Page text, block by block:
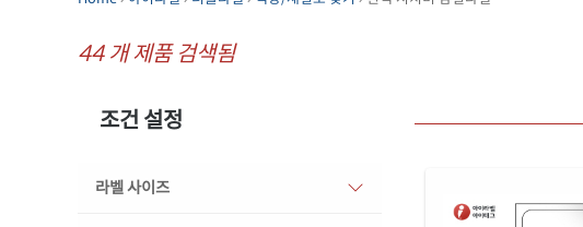
44개 제품 검색됨
조건 설정
라벨 사이즈